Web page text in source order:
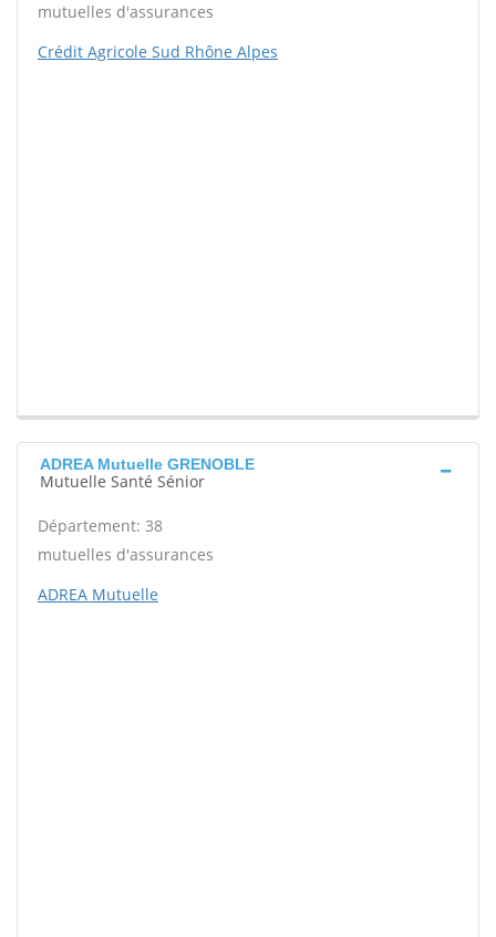
mutuelles d'assurances
Crédit Agricole Sud Rhône Alpes
ADREA Mutuelle GRENOBLE
Mutuelle Santé Sénior
Département: 38
mutuelles d'assurances
ADREA Mutuelle